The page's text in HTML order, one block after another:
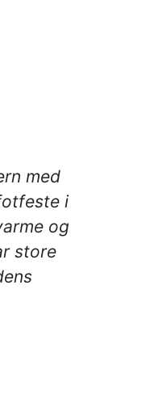
med
i
og
store